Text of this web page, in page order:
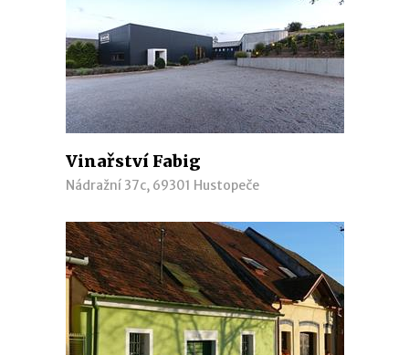
Vinařství Fabig
Nádražní 37c, 69301 Hustopeče